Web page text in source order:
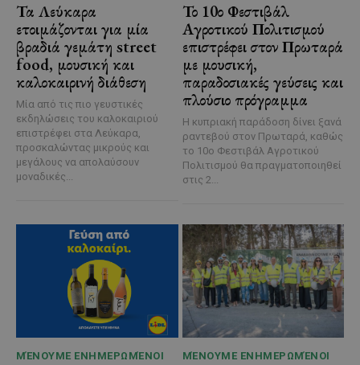
Τα Λεύκαρα
ετοιμάζονται για μία
βραδιά γεμάτη street
food, μουσική και
καλοκαιρινή διάθεση
Μία από τις πιο γευστικές
εκδηλώσεις του καλοκαιριού
επιστρέφει στα Λεύκαρα,
προσκαλώντας μικρούς και
μεγάλους να απολαύσουν
μοναδικές...
Το 10ο Φεστιβάλ
Αγροτικού Πολιτισμού
επιστρέφει στον Πρωταρά
με μουσική,
παραδοσιακές γεύσεις και
πλούσιο πρόγραμμα
Η κυπριακή παράδοση δίνει ξανά
ραντεβού στον Πρωταρά, καθώς
το 10ο Φεστιβάλ Αγροτικού
Πολιτισμού θα πραγματοποιηθεί
στις 2...
ΜΈΝΟΥΜΕ ΕΝΗΜΕΡΩΜΈΝΟΙ ΜΈΝΟΥΜΕ ΕΝΗΜΕΡΩΜΈΝΟΙ